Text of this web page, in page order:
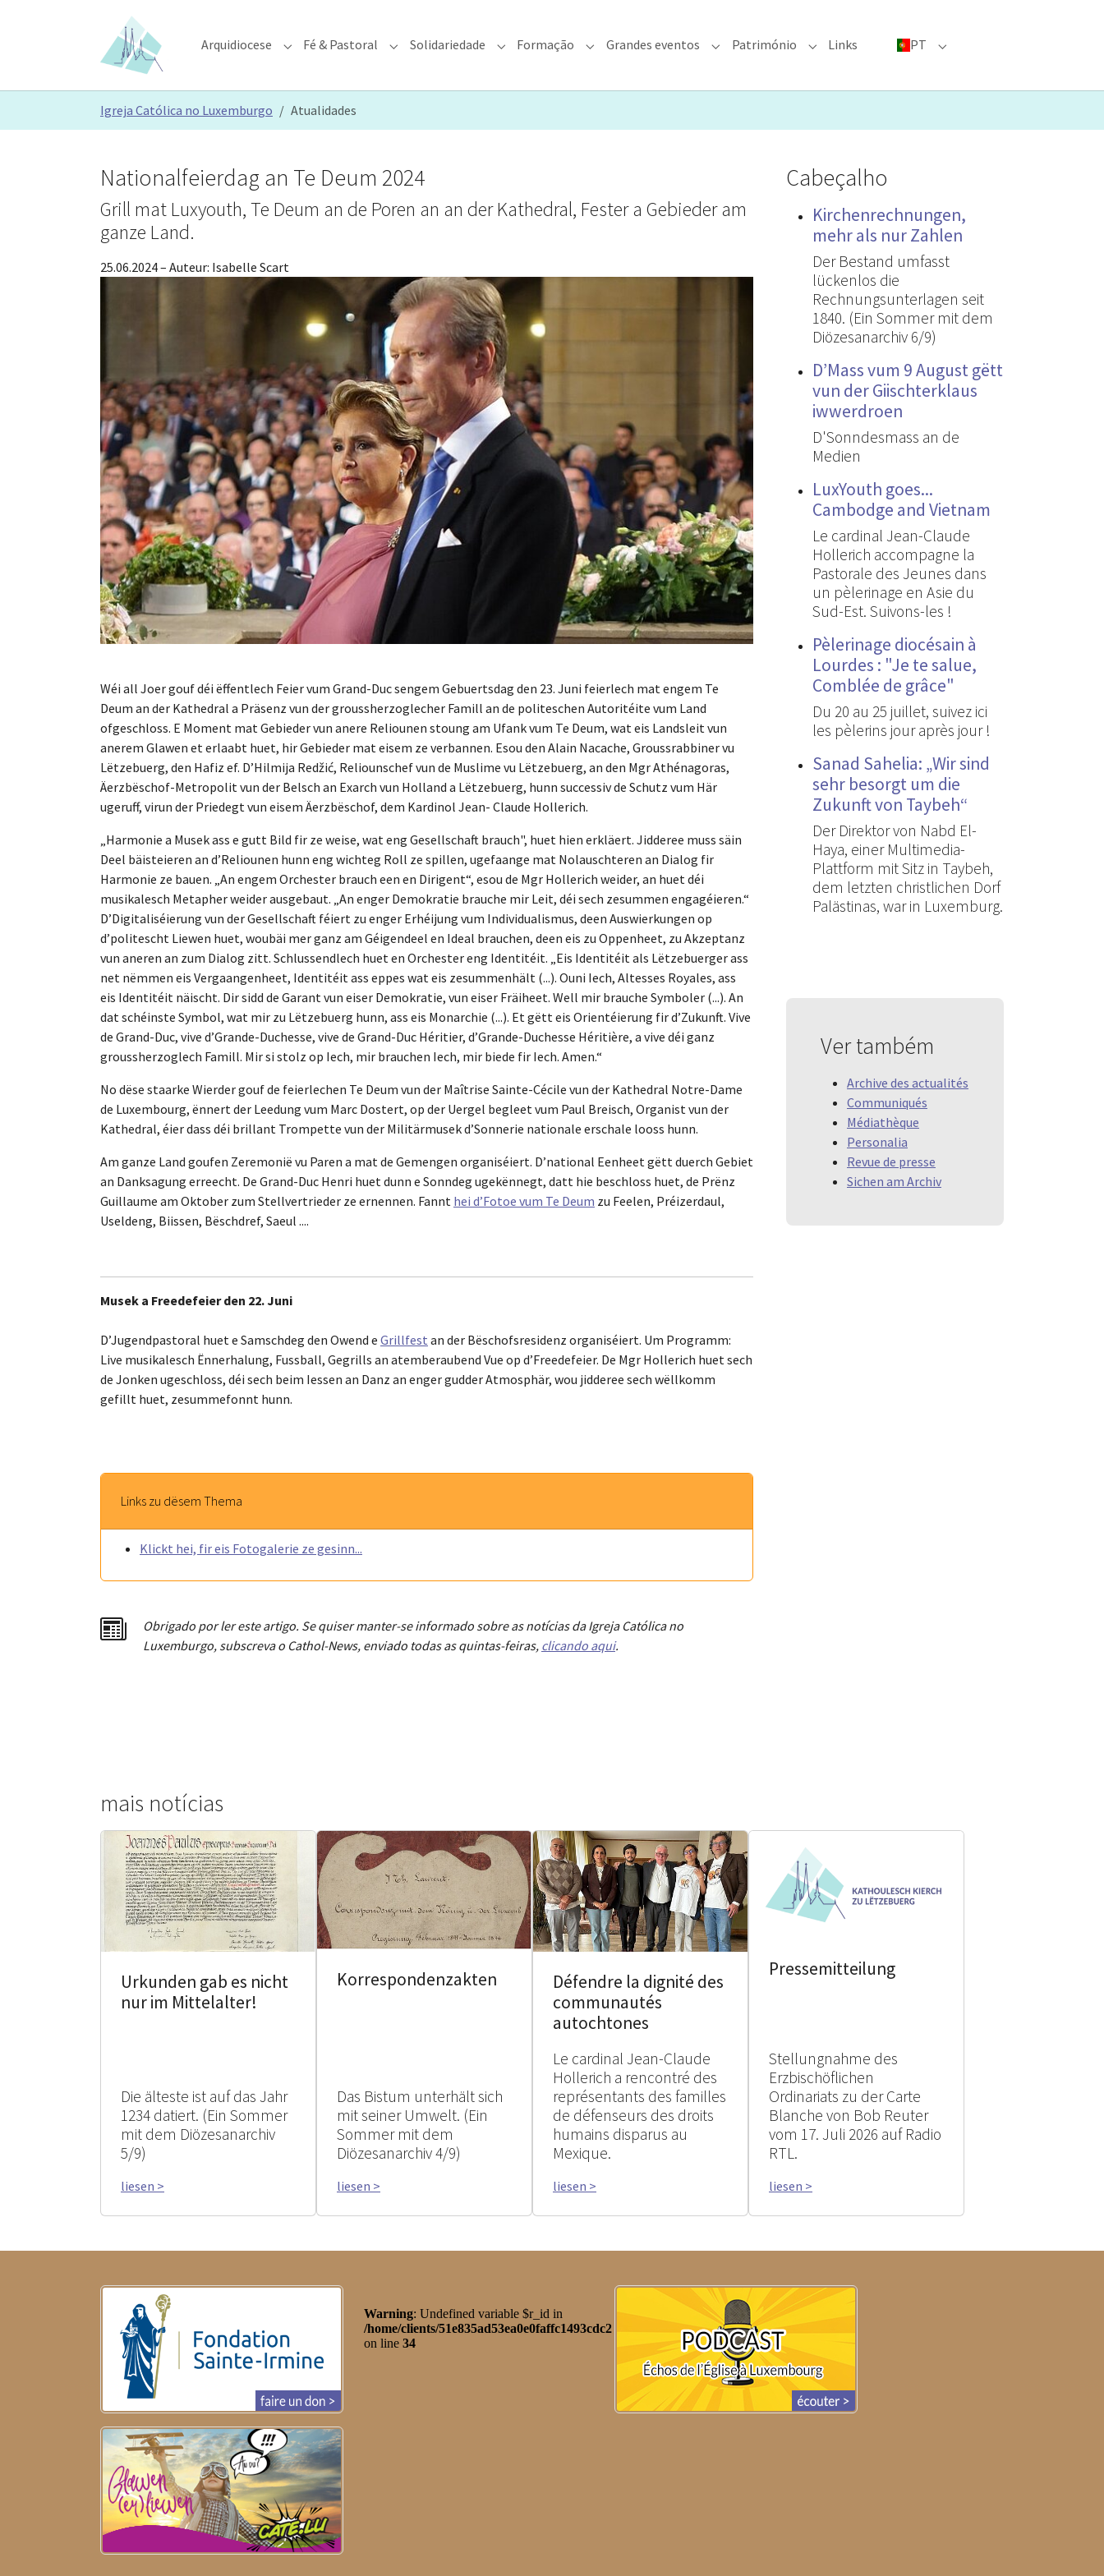
Arquidiocese Submenu for "Arquidiocese"
Fé & Pastoral Submenu for "Fé & Pastoral"
Solidariedade Submenu for "Solidariedade"
Formação Submenu for "Formação"
Grandes eventos Submenu for "Grandes eventos"
Património Submenu for "Património"
Links PT Submenu for "PT"
Igreja Católica no Luxemburgo Atualidades
Nationalfeierdag an Te Deum 2024
Grill mat Luxyouth, Te Deum an de Poren an an der Kathedral, Fester a Gebieder am
ganze Land.
25.06.2024– Auteur: Isabelle Scart
Wéi all Joer gouf déi ëffentlech Feier vum Grand-Duc sengem Gebuertsdag den 23. Juni feierlech mat engem Te
Deum an der Kathedral a Präsenz vun der groussherzoglecher Famill an de politeschen Autoritéite vum Land
ofgeschloss. E Moment mat Gebieder vun anere Reliounen stoung am Ufank vum Te Deum, wat eis Landsleit vun
anerem Glawen et erlaabt huet, hir Gebieder mat eisem ze verbannen. Esou den Alain Nacache, Groussrabbiner vu
Lëtzebuerg, den Hafiz ef. D’Hilmija Redžić, Reliounschef vun de Muslime vu Lëtzebuerg, an den Mgr Athénagoras,
Äerzbëschof-Metropolit vun der Belsch an Exarch vun Holland a Lëtzebuerg, hunn successiv de Schutz vum Här
ugeruff, virun der Priedegt vun eisem Äerzbëschof, dem Kardinol Jean- Claude Hollerich.
„Harmonie a Musek ass e gutt Bild fir ze weise, wat eng Gesellschaft brauch", huet hien erkläert. Jidderee muss säin
Deel bäisteieren an d’Reliounen hunn eng wichteg Roll ze spillen, ugefaange mat Nolauschteren an Dialog fir
Harmonie ze bauen. „An engem Orchester brauch een en Dirigent“, esou de Mgr Hollerich weider, an huet déi
musikalesch Metapher weider ausgebaut. „An enger Demokratie brauche mir Leit, déi sech zesummen engagéieren.“
D’Digitaliséierung vun der Gesellschaft féiert zu enger Erhéijung vum Individualismus, deen Auswierkungen op
d’politescht Liewen huet, woubäi mer ganz am Géigendeel en Ideal brauchen, deen eis zu Oppenheet, zu Akzeptanz
vun aneren an zum Dialog zitt. Schlussendlech huet en Orchester eng Identitéit. „Eis Identitéit als Lëtzebuerger ass
net nëmmen eis Vergaangenheet, Identitéit ass eppes wat eis zesummenhält (...). Ouni Iech, Altesses Royales, ass
eis Identitéit näischt. Dir sidd de Garant vun eiser Demokratie, vun eiser Fräiheet. Well mir brauche Symboler (...). An
dat schéinste Symbol, wat mir zu Lëtzebuerg hunn, ass eis Monarchie (...). Et gëtt eis Orientéierung fir d’Zukunft. Vive
de Grand-Duc, vive d’Grande-Duchesse, vive de Grand-Duc Héritier, d’Grande-Duchesse Héritière, a vive déi ganz
groussherzoglech Famill. Mir si stolz op Iech, mir brauchen Iech, mir biede fir Iech. Amen.“
No dëse staarke Wierder gouf de feierlechen Te Deum vun der Maîtrise Sainte-Cécile vun der Kathedral Notre-Dame
de Luxembourg, ënnert der Leedung vum Marc Dostert, op der Uergel begleet vum Paul Breisch, Organist vun der
Kathedral, éier dass déi brillant Trompette vun der Militärmusek d’Sonnerie nationale erschale looss hunn.
Am ganze Land goufen Zeremonië vu Paren a mat de Gemengen organiséiert. D’national Eenheet gëtt duerch Gebiet
an Danksagung erreecht. De Grand-Duc Henri huet dunn e Sonndeg ugekënnegt, datt hie beschloss huet, de Prënz
Guillaume am Oktober zum Stellvertrieder ze ernennen. Fannt hei d’Fotoe vum Te Deum zu Feelen, Préizerdaul,
Useldeng, Biissen, Bëschdref, Saeul ....
Musek a Freedefeier den 22. Juni
D’Jugendpastoral huet e Samschdeg den Owend e Grillfest an der Bëschofsresidenz organiséiert. Um Programm:
Live musikalesch Ënnerhalung, Fussball, Gegrills an atemberaubend Vue op d’Freedefeier. De Mgr Hollerich huet sech
de Jonken ugeschloss, déi sech beim Iessen an Danz an enger gudder Atmosphär, wou jidderee sech wëllkomm
gefillt huet, zesummefonnt hunn.
Links zu dësem Thema
Klickt hei, fir eis Fotogalerie ze gesinn...
Obrigado por ler este artigo. Se quiser manter-se informado sobre as notícias da Igreja Católica no
Luxemburgo, subscreva o Cathol-News, enviado todas as quintas-feiras, clicando aqui.
Cabeçalho
Kirchenrechnungen,
mehr als nur Zahlen
Der Bestand umfasst
lückenlos die
Rechnungsunterlagen seit
1840. (Ein Sommer mit dem
Diözesanarchiv 6/9)
D’Mass vum 9 August gëtt
vun der Giischterklaus
iwwerdroen
D'Sonndesmass an de
Medien
LuxYouth goes...
Cambodge and Vietnam
Le cardinal Jean-Claude
Hollerich accompagne la
Pastorale des Jeunes dans
un pèlerinage en Asie du
Sud-Est. Suivons-les !
Pèlerinage diocésain à
Lourdes : "Je te salue,
Comblée de grâce"
Du 20 au 25 juillet, suivez ici
les pèlerins jour après jour !
Sanad Sahelia: „Wir sind
sehr besorgt um die
Zukunft von Taybeh“
Der Direktor von Nabd El-
Haya, einer Multimedia-
Plattform mit Sitz in Taybeh,
dem letzten christlichen Dorf
Palästinas, war in Luxemburg.
Ver também
Archive des actualités
Communiqués
Médiathèque
Personalia
Revue de presse
Sichen am Archiv
mais notícias
Urkunden gab es nicht
nur im Mittelalter!
Die älteste ist auf das Jahr
1234 datiert. (Ein Sommer
mit dem Diözesanarchiv
5/9)
liesen >
Korrespondenzakten
Das Bistum unterhält sich
mit seiner Umwelt. (Ein
Sommer mit dem
Diözesanarchiv 4/9)
liesen >
Défendre la dignité des
communautés
autochtones
Le cardinal Jean-Claude
Hollerich a rencontré des
représentants des familles
de défenseurs des droits
humains disparus au
Mexique.
liesen >
Pressemitteilung
Stellungnahme des
Erzbischöflichen
Ordinariats zu der Carte
Blanche von Bob Reuter
vom 17. Juli 2026 auf Radio
RTL.
liesen >